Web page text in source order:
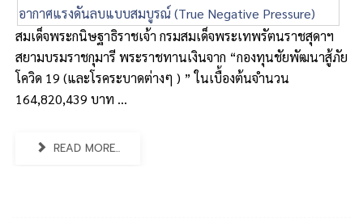
สมเด็จพระกนิษฐาธิราชเจ้า กรมสมเด็จพระเทพรัตนราชสุดาฯ
สยามบรมราชกุมารี พระราชทานเงินจาก “กองทุนชัยพัฒนาสู้ภัย
โควิด 19 (และโรคระบาดต่างๆ ) ” ในเบื้องต้นจำนวน
164,820,439 บาท ...
READ MORE...